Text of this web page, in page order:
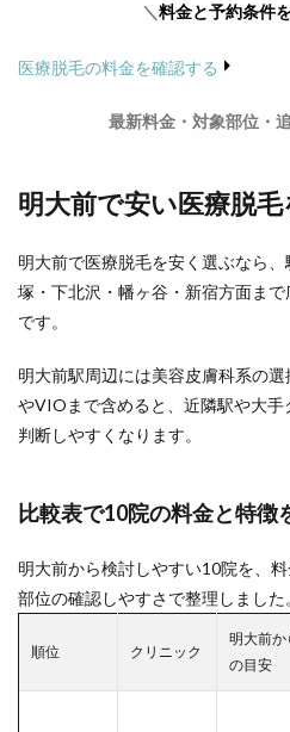
＼料金と予約条件
医療脱毛の料金を確認する
最新料金・対象部位・
明大前で安い医療脱
明大前で医療脱毛を安く選ぶなら
塚・下北沢・幡ヶ谷・新宿方面ま
です。
明大前駅周辺には美容皮膚科系の
やVIOまで含めると、近隣駅や大
判断しやすくなります。
比較表で10院の料金と特徴
明大前から検討しやすい10院を、
部位の確認しやすさで整理しました
順位 クリニック
明大前か
の目安